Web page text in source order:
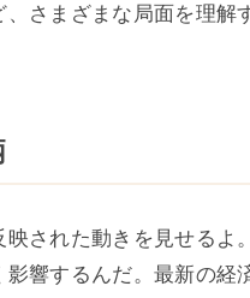
さまざまな局面を理解
された動きを見せるよ
響するんだ。最新の経